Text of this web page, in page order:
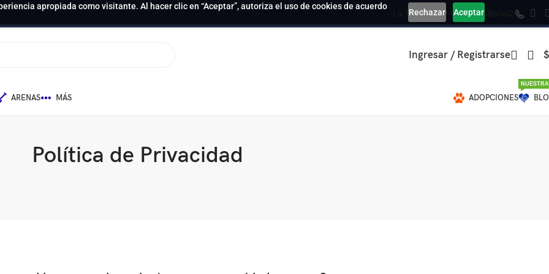
apropiada como visitante. Al hacer clic en “Aceptar”, autoriza el uso de cookies de acuerdo
Rechazar Aceptar
La Serena +569 39585042
Ingresar / Registrarse $
ARENAS MÁS ADOPCIONES
Política de Privacidad